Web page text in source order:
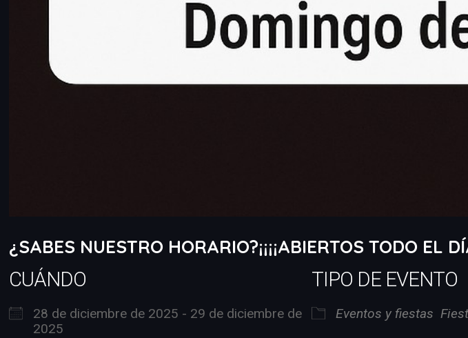
¿SABES NUESTRO HORARIO?¡¡¡¡ABIERTOS TODO EL
CUÁNDO
28 de diciembre de 2025 - 29 de diciembre de
2025
TIPO DE EVENTO
Eventos y fiestas